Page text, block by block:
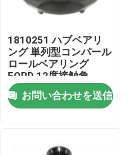
1810251 ハブベアリ
ング 単列型コンパール
ロールベアリング
FORD 12度接触角
お問い合わせを送信